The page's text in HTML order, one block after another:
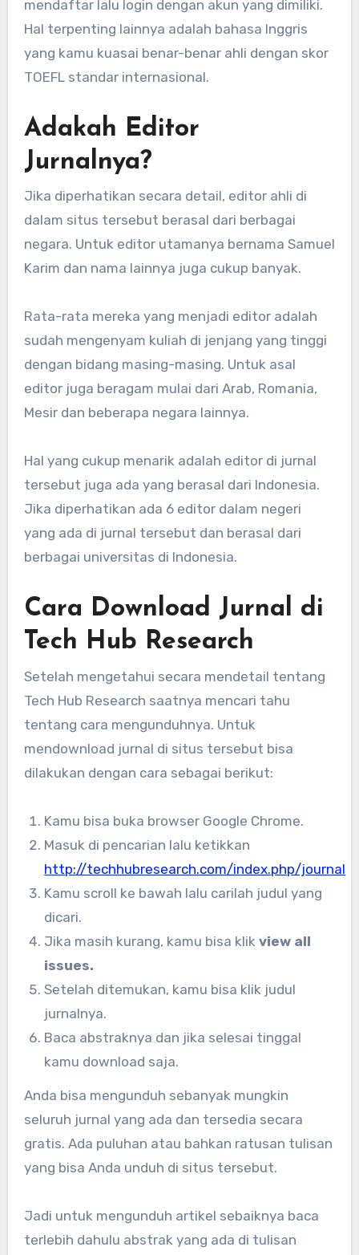
mendaftar lalu login dengan akun yang dimiliki.
Hal terpenting lainnya adalah bahasa Inggris
yang kamu kuasai benar-benar ahli dengan skor
TOEFL standar internasional.
Adakah Editor
Jurnalnya?
Jika diperhatikan secara detail, editor ahli di
dalam situs tersebut berasal dari berbagai
negara. Untuk editor utamanya bernama Samuel
Karim dan nama lainnya juga cukup banyak.
Rata-rata mereka yang menjadi editor adalah
sudah mengenyam kuliah di jenjang yang tinggi
dengan bidang masing-masing. Untuk asal
editor juga beragam mulai dari Arab, Romania,
Mesir dan beberapa negara lainnya.
Hal yang cukup menarik adalah editor di jurnal
tersebut juga ada yang berasal dari Indonesia.
Jika diperhatikan ada 6 editor dalam negeri
yang ada di jurnal tersebut dan berasal dari
berbagai universitas di Indonesia.
Cara Download Jurnal di
Tech Hub Research
Setelah mengetahui secara mendetail tentang
Tech Hub Research saatnya mencari tahu
tentang cara mengunduhnya. Untuk
mendownload jurnal di situs tersebut bisa
dilakukan dengan cara sebagai berikut:
Kamu bisa buka browser Google Chrome.
Masuk di pencarian lalu ketikkan
http://techhubresearch.com/index.php/journal
Kamu scroll ke bawah lalu carilah judul yang
dicari.
Jika masih kurang, kamu bisa klikview all
issues.
Setelah ditemukan, kamu bisa klik judul
jurnalnya.
Baca abstraknya dan jika selesai tinggal
kamu download saja.
Anda bisa mengunduh sebanyak mungkin
seluruh jurnal yang ada dan tersedia secara
gratis. Ada puluhan atau bahkan ratusan tulisan
yang bisa Anda unduh di situs tersebut.
Jadi untuk mengunduh artikel sebaiknya baca
terlebih dahulu abstrak yang ada di tulisan